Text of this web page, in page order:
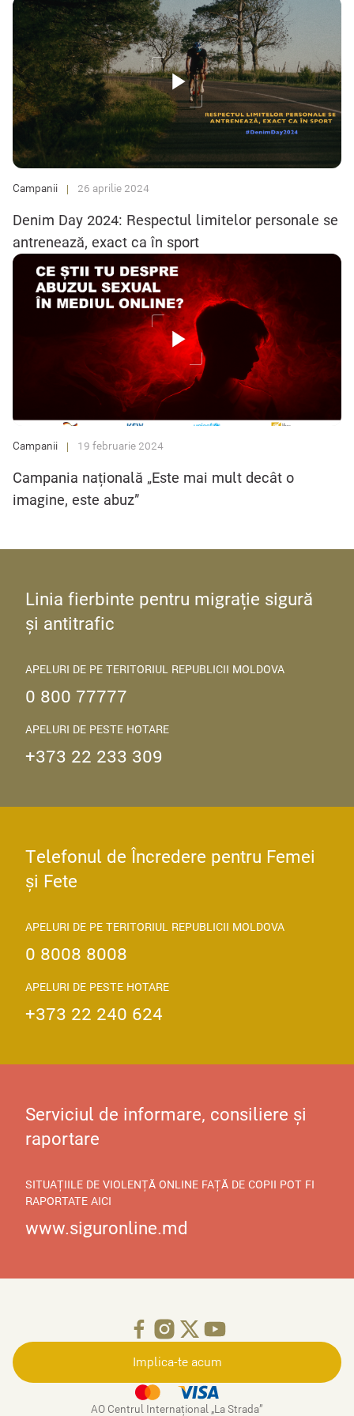
Centrului Internațional „La Strada”. Cu ocazia Zilei Mondiale
împotriva Traficului de Persoane, Centrul Internațional „La Strada”
îndeamnă autoritățile, angajatorii și întreaga societate să recunoască
exploatarea prin muncă a lucrătorilor migranți drept o amenințare
reală și în creștere, să consolideze mecanismele de identificare și
protecție a victimelor și să contribuie activ la prevenirea tuturor
formelor de trafic de ființe umane. Ziua Mondială împotriva
Traficului de Persoane este marcată anual la 30 iulie, fiind instituită
de Adunarea Generală a Organizației Națiunilor Unite prin Rezoluția
68/192 din 18 decembrie 2013.
Campanii 26 aprilie 2024
Denim Day 2024: Respectul limitelor personale se
antrenează, exact ca în sport
Campanii 19 februarie 2024
Campania națională „Este mai mult decât o
imagine, este abuz”
Linia fierbinte pentru migrație sigură
și antitrafic
APELURI DE PE TERITORIUL REPUBLICII MOLDOVA
0 800 77777
APELURI DE PESTE HOTARE
+373 22 233 309
Telefonul de Încredere pentru Femei
și Fete
APELURI DE PE TERITORIUL REPUBLICII MOLDOVA
0 8008 8008
APELURI DE PESTE HOTARE
+373 22 240 624
Serviciul de informare, consiliere și
raportare
SITUAȚIILE DE VIOLENȚĂ ONLINE FAȚĂ DE COPII POT FI
RAPORTATE AICI
www.siguronline.md
Implica-te acum
AO Centrul Internațional „La Strada”